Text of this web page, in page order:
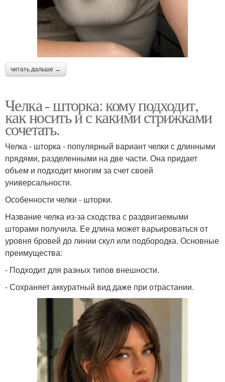
читать дальше →
Челка - шторка: кому подходит,
как носить и с какими стрижками
сочетать.
Челка - шторка - популярный вариант челки с длинными
прядями, разделенными на две части. Она придает
объем и подходит многим за счет своей
универсальности.
Особенности челки - шторки.
Название челка из-за сходства с раздвигаемыми
шторами получила. Ее длина может варьироваться от
уровня бровей до линии скул или подбородка. Основные
преимущества:
- Подходит для разных типов внешности.
- Сохраняет аккуратный вид даже при отрастании.